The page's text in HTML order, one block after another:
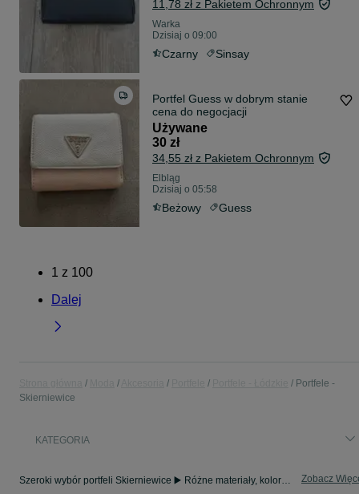
11,78 zł z Pakietem Ochronnym
Warka
Dzisiaj o 09:00
Czarny Sinsay
Portfel Guess w dobrym stanie
cena do negocjacji
Używane
30 zł
34,55 zł z Pakietem Ochronnym
Elbląg
Dzisiaj o 05:58
Beżowy Guess
1 z 100
Dalej
Portfele -
Skierniewice
KATEGORIA
Szeroki wybór portfeli Skierniewice ▶️ Różne materiały, kolory i kształty ✅ Nowe i używane w atrakcyjnych cenach ✌ Sprawdź oferty na OLX.pl! Zobacz